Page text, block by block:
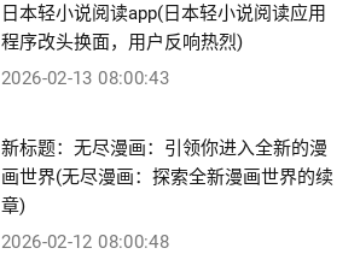
日本轻小说阅读app(日本轻小说阅读应用
程序改头换面，用户反响热烈)
2026-02-13 08:00:43
新标题：无尽漫画：引领你进入全新的漫
画世界(无尽漫画：探索全新漫画世界的续
章)
2026-02-12 08:00:48